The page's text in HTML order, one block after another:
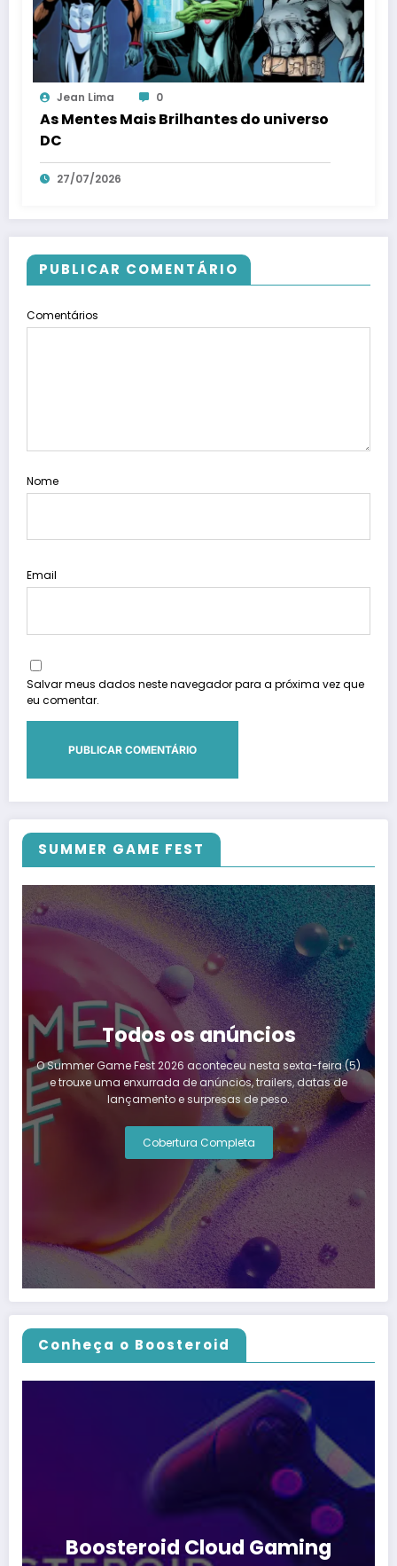
Jean Lima 0
As Mentes Mais Brilhantes do universo
DC
27/07/2026
PUBLICAR COMENTÁRIO
Comentários
Nome
Email
Salvar meus dados neste navegador para a próxima vez que
eu comentar.
SUMMER GAME FEST
Todos os anúncios
O Summer Game Fest 2026 aconteceu nesta sexta-feira (5)
e trouxe uma enxurrada de anúncios, trailers, datas de
lançamento e surpresas de peso.
Cobertura Completa
Conheça o Boosteroid
Boosteroid Cloud Gaming